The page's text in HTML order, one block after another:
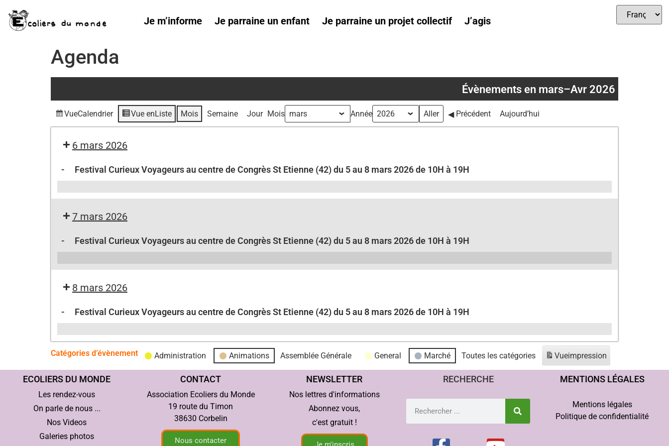
Je m’informe Je parraine un enfant Je parraine un projet collectif J’agis
Agenda
Évènements en mars–Avr 2026
VueCalendrier Vue enListe Mois Semaine Jour Mois Année Précédent Aujourd’hui
6 mars 2026
- Festival Curieux Voyageurs au centre de Congrès St Etienne (42) du 5 au 8 mars 2026 de 10H à 19H
7 mars 2026
- Festival Curieux Voyageurs au centre de Congrès St Etienne (42) du 5 au 8 mars 2026 de 10H à 19H
8 mars 2026
- Festival Curieux Voyageurs au centre de Congrès St Etienne (42) du 5 au 8 mars 2026 de 10H à 19H
Catégories d’évènement Administration Animations Assemblée Générale General Marché Toutes les catégories Vueimpression
ECOLIERS DU MONDE
Les rendez-vous
On parle de nous ...
Nos Videos
Galeries photos
CONTACT
Association Ecoliers du Monde
19 route du Timon
38630 Corbelin
Nous contacter
NEWSLETTER
Nos lettres d'informations
Abonnez vous,
c'est gratuit !
RECHERCHE MENTIONS LÉGALES
Mentions légales
Politique de confidentialité